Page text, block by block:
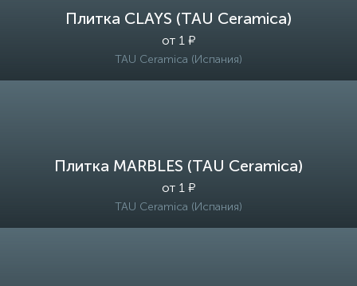
Плитка CLAYS (TAU Ceramica)
от 1 ₽
TAU Ceramica (Испания)
Плитка MARBLES (TAU Ceramica)
от 1 ₽
TAU Ceramica (Испания)